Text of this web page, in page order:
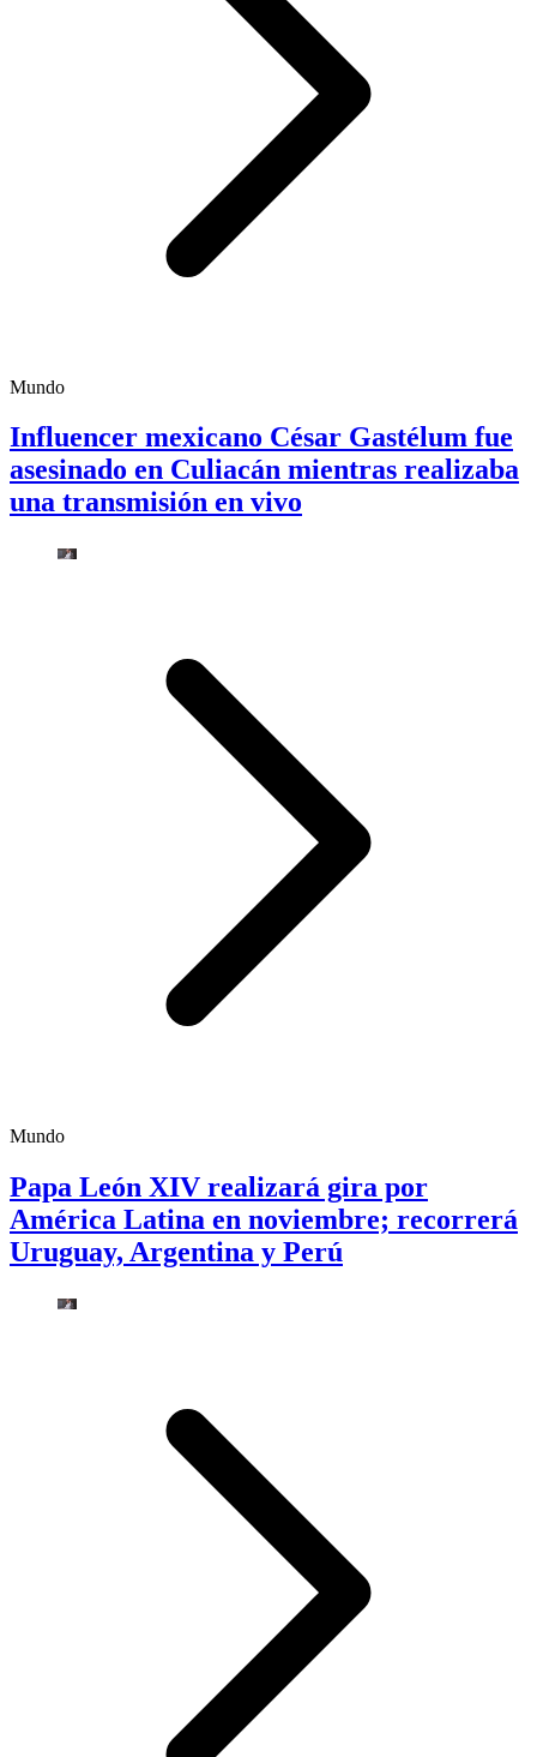
Mundo
Influencer mexicano César Gastélum fue
asesinado en Culiacán mientras realizaba
una transmisión en vivo
Mundo
Papa León XIV realizará gira por
América Latina en noviembre; recorrerá
Uruguay, Argentina y Perú